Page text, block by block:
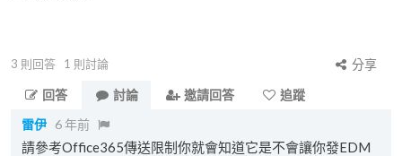
3 則回答 1 則討論
分享
回答
討論 邀請回答
追蹤
雷伊 6 年前
請參考Office365傳送限制你就會知道它是不會讓你發EDM